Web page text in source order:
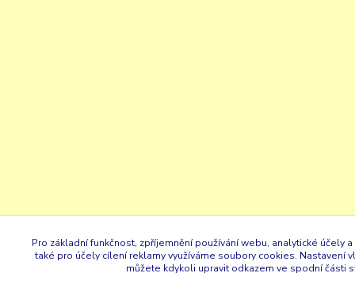
Pro základní funkčnost, zpříjemnění používání webu, analytické účely
také pro účely cílení reklamy využíváme soubory cookies. Nastavení
můžete kdykoli upravit odkazem ve spodní části